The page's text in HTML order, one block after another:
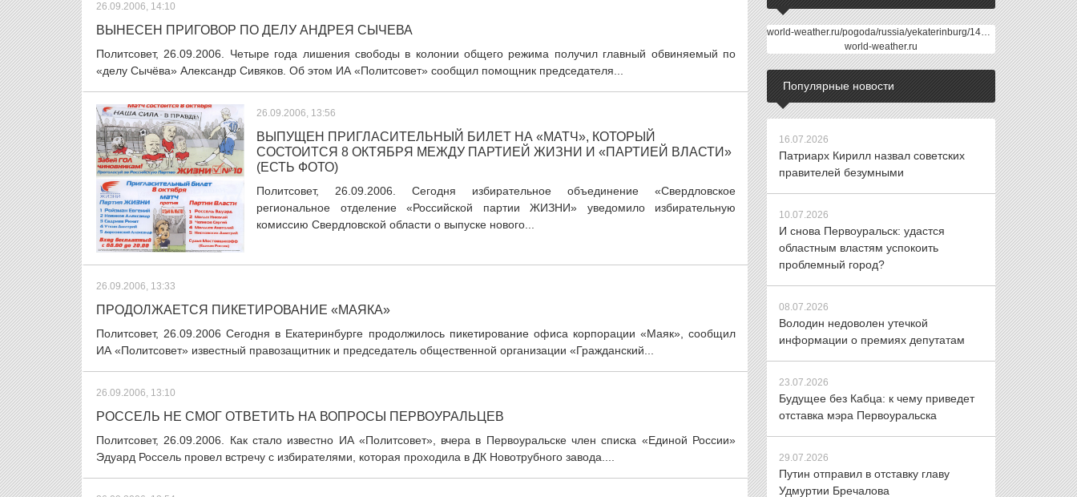
26.09.2006, 14:10
ВЫНЕСЕН ПРИГОВОР ПО ДЕЛУ АНДРЕЯ СЫЧЕВА
Политсовет, 26.09.2006. Четыре года лишения свободы в колонии общего режима получил главный обвиняемый по
«делу Сычёва» Александр Сивяков. Об этом ИА «Политсовет» сообщил помощник председателя...
26.09.2006, 13:56
ВЫПУЩЕН ПРИГЛАСИТЕЛЬНЫЙ БИЛЕТ НА «МАТЧ», КОТОРЫЙ
СОСТОИТСЯ 8 ОКТЯБРЯ МЕЖДУ ПАРТИЕЙ ЖИЗНИ И «ПАРТИЕЙ ВЛАСТИ»
(ЕСТЬ ФОТО)
Политсовет, 26.09.2006. Сегодня избирательное объединение «Свердловское
региональное отделение «Российской партии ЖИЗНИ» уведомило избирательную
комиссию Свердловской области о выпуске нового...
26.09.2006, 13:33
ПРОДОЛЖАЕТСЯ ПИКЕТИРОВАНИЕ «МАЯКА»
Политсовет, 26.09.2006 Сегодня в Екатеринбурге продолжилось пикетирование офиса корпорации «Маяк», сообщил
ИА «Политсовет» известный правозащитник и председатель общественной организации «Гражданский...
26.09.2006, 13:10
РОССЕЛЬ НЕ СМОГ ОТВЕТИТЬ НА ВОПРОСЫ ПЕРВОУРАЛЬЦЕВ
Политсовет, 26.09.2006. Как стало известно ИА «Политсовет», вчера в Первоуральске член списка «Единой России»
Эдуард Россель провел встречу с избирателями, которая проходила в ДК Новотрубного завода....
world-weather.ru/pogoda/russia/yekaterinburg/14days/
world-weather.ru
Популярные новости
16.07.2026
Патриарх Кирилл назвал советских
правителей безумными
10.07.2026
И снова Первоуральск: удастся
областным властям успокоить
проблемный город?
08.07.2026
Володин недоволен утечкой
информации о премиях депутатам
23.07.2026
Будущее без Кабца: к чему приведет
отставка мэра Первоуральска
29.07.2026
Путин отправил в отставку главу
Удмуртии Бречалова